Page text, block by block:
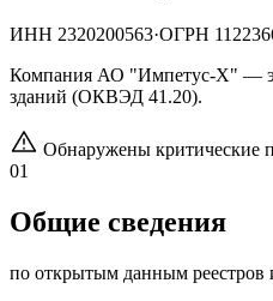
ИНН 2320200563·ОГРН
Компания АО "Импетус-Х" —
зданий (ОКВЭД 41.20).
Обнаружены критические
01
Общие сведения
по открытым данным реестров